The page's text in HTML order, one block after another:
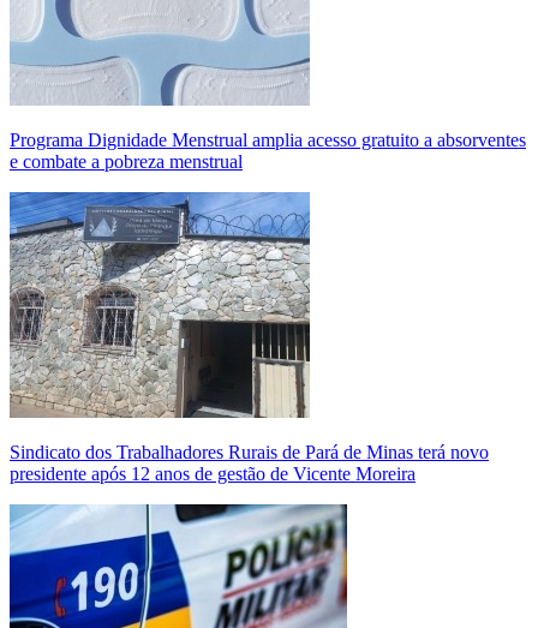
Programa Dignidade Menstrual amplia acesso gratuito a absorventes
e combate a pobreza menstrual
Sindicato dos Trabalhadores Rurais de Pará de Minas terá novo
presidente após 12 anos de gestão de Vicente Moreira